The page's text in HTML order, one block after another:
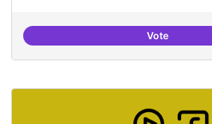
VoteTenir un